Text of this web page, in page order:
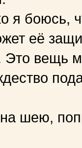
я боюсь,
её
Это вещь
шею,